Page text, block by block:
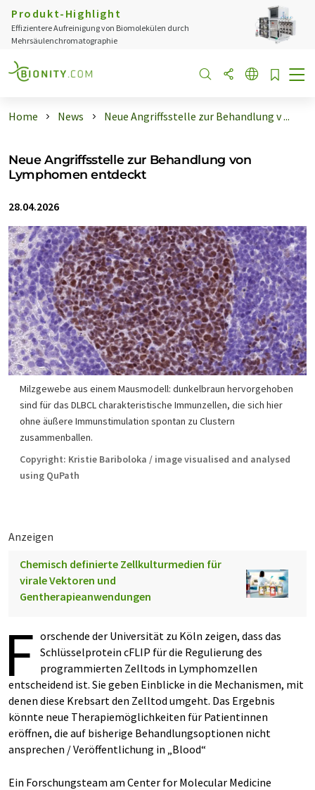
Produkt-Highlight
Effizientere Aufreinigung von Biomolekülen durch
Mehrsäulenchromatographie
Home News Neue Angriffsstelle zur Behandlung v ...
Neue Angriffsstelle zur Behandlung von
Lymphomen entdeckt
28.04.2026
Milzgewebe aus einem Mausmodell: dunkelbraun hervorgehoben
sind für das DLBCL charakteristische Immunzellen, die sich hier
ohne äußere Immunstimulation spontan zu Clustern
zusammenballen.
Copyright: Kristie Bariboloka / image visualised and analysed
using QuPath
Anzeigen
Chemisch definierte Zellkulturmedien für
virale Vektoren und
Gentherapieanwendungen
F orschende der Universität zu Köln zeigen, dass das
Schlüsselprotein cFLIP für die Regulierung des
programmierten Zelltods in Lymphomzellen
entscheidend ist. Sie geben Einblicke in die Mechanismen, mit
denen diese Krebsart den Zelltod umgeht. Das Ergebnis
könnte neue Therapiemöglichkeiten für Patientinnen
eröffnen, die auf bisherige Behandlungsoptionen nicht
ansprechen / Veröffentlichung in „Blood“
Ein Forschungsteam am Center for Molecular Medicine